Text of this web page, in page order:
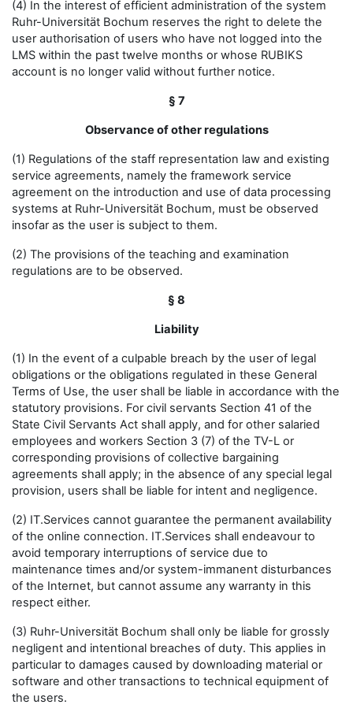
(4) In the interest of efficient administration of the system
Ruhr-Universität Bochum reserves the right to delete the
user authorisation of users who have not logged into the
LMS within the past twelve months or whose RUBIKS
account is no longer valid without further notice.
§ 7
Observance of other regulations
(1) Regulations of the staff representation law and existing
service agreements, namely the framework service
agreement on the introduction and use of data processing
systems at Ruhr-Universität Bochum, must be observed
insofar as the user is subject to them.
(2) The provisions of the teaching and examination
regulations are to be observed.
§ 8
Liability
(1) In the event of a culpable breach by the user of legal
obligations or the obligations regulated in these General
Terms of Use, the user shall be liable in accordance with the
statutory provisions. For civil servants Section 41 of the
State Civil Servants Act shall apply, and for other salaried
employees and workers Section 3 (7) of the TV-L or
corresponding provisions of collective bargaining
agreements shall apply; in the absence of any special legal
provision, users shall be liable for intent and negligence.
(2) IT.Services cannot guarantee the permanent availability
of the online connection. IT.Services shall endeavour to
avoid temporary interruptions of service due to
maintenance times and/or system-immanent disturbances
of the Internet, but cannot assume any warranty in this
respect either.
(3) Ruhr-Universität Bochum shall only be liable for grossly
negligent and intentional breaches of duty. This applies in
particular to damages caused by downloading material or
software and other transactions to technical equipment of
the users.